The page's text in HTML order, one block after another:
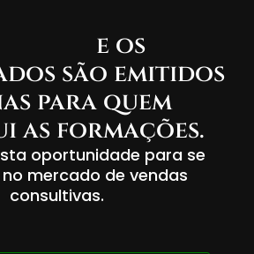
e os
são emitidos
para quem
as formações.
oportunidade para se
mercado de vendas
consultivas.